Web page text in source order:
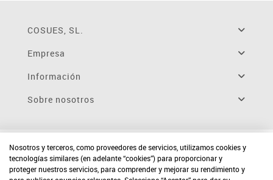
COSUES, SL.
Empresa
Información
Sobre nosotros
Nosotros y terceros, como proveedores de servicios, utilizamos cookies y
tecnologías similares (en adelante “cookies”) para proporcionar y
proteger nuestros servicios, para comprender y mejorar su rendimiento y